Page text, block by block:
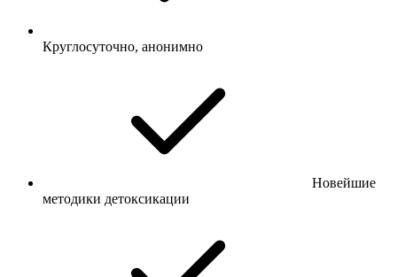
Круглосуточно, анонимно
Новейшие
методики детоксикации